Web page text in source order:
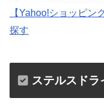
【Yahoo!ショッピン
探す
ステルスドラ